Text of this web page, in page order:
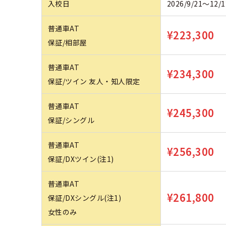
入校日 2026/9/21～12/
普通車AT
保証/相部屋
¥223,300
普通車AT
保証/ツイン 友人・知人限定
¥234,300
普通車AT
保証/シングル
¥245,300
普通車AT
保証/DXツイン(注1)
¥256,300
普通車AT
保証/DXシングル(注1)
女性のみ
¥261,800